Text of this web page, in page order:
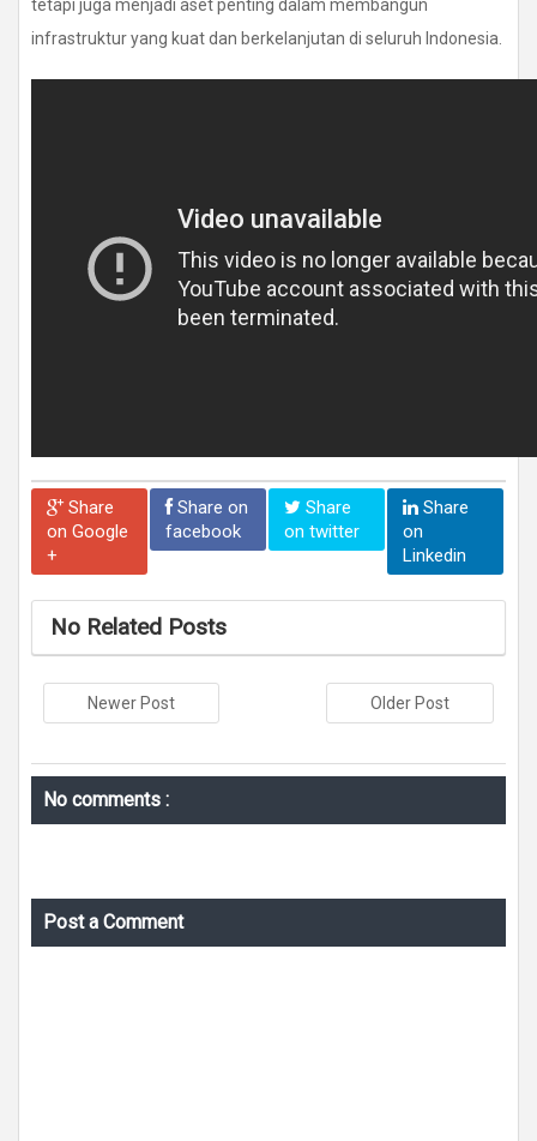
tetapi juga menjadi aset penting dalam membangun
infrastruktur yang kuat dan berkelanjutan di seluruh Indonesia.
Share
on Google
+
Share on
facebook
Share
on twitter
Share
on
Linkedin
No Related Posts
Newer Post Older Post
No comments :
Post a Comment